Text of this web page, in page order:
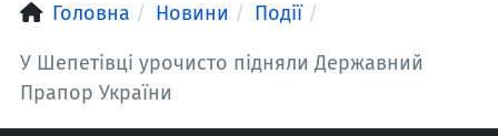
Головна Новини Події
У Шепетівці урочисто підняли Державний
Прапор України